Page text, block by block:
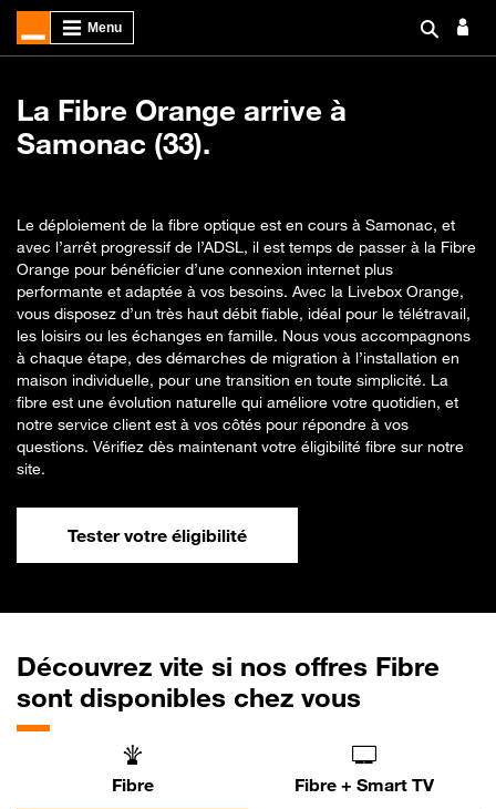
La Fibre Orange arrive à
Samonac (33).
Le déploiement de la fibre optique est en cours à Samonac, et
avec l’arrêt progressif de l’ADSL, il est temps de passer à la Fibre
Orange pour bénéficier d’une connexion internet plus
performante et adaptée à vos besoins. Avec la Livebox Orange,
vous disposez d’un très haut débit fiable, idéal pour le télétravail,
les loisirs ou les échanges en famille. Nous vous accompagnons
à chaque étape, des démarches de migration à l’installation en
maison individuelle, pour une transition en toute simplicité. La
fibre est une évolution naturelle qui améliore votre quotidien, et
notre service client est à vos côtés pour répondre à vos
questions. Vérifiez dès maintenant votre éligibilité fibre sur notre
site.
Tester votre éligibilité
Découvrez vite si nos offres Fibre
sont disponibles chez vous
Fibre Fibre + Smart TV